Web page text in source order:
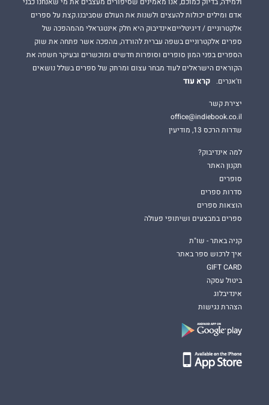
אדם ומילים יכולות להעצים ולשנות את העולם שסביבנו.קצת על ספרים
אלקטרוניים / דיגיטלייםאינדיבוק היא חלק אינטגראלי מהמהפכה של
ספרים אלקטרוניים בשפה עברית להורדה, מהפכה אשר פתחה את שוק
הספרים בפני המון סופרים וסופרות חדשים ומוכשרים ובעיקר חשפה את
הקוראים הישראלים לעוד מבחר עצום ומרתק של ספרים בשלל נושאים
וז'אנרים.
קרא עוד
יצירת קשר
office@indiebook.co.il
שדרות הרכס 13, מודיעין
למה אינדיבוק?
תקנון האתר
סופרים
סדרות ספרים
הוצאות ספרים
ספרים במבצעים ושיתופי פעולה
קניה באתר - שו"ת
איך לרכוש ספר באתר
GIFT CARD
ביטול עסקה
אינדיבלוג
הצהרת נגישות